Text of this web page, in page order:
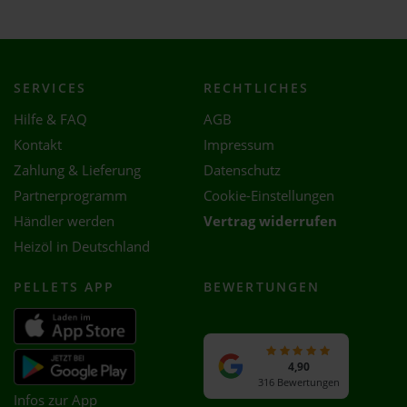
SERVICES
Hilfe & FAQ
Kontakt
Zahlung & Lieferung
Partnerprogramm
Händler werden
Heizöl in Deutschland
RECHTLICHES
AGB
Impressum
Datenschutz
Cookie-Einstellungen
Vertrag widerrufen
PELLETS APP
Infos zur App
BEWERTUNGEN
4,90
316 Bewertungen